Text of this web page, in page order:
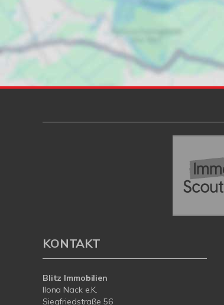
KONTAKT
Blitz Immobilien
Ilona Nack e.K.
Siegfriedstraße 56